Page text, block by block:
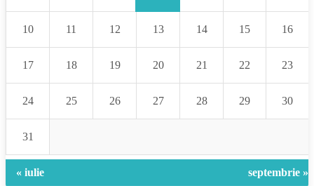
10 11 12 13 14 15 16
17 18 19 20 21 22 23
24 25 26 27 28 29 30
31
« iulie septembrie »